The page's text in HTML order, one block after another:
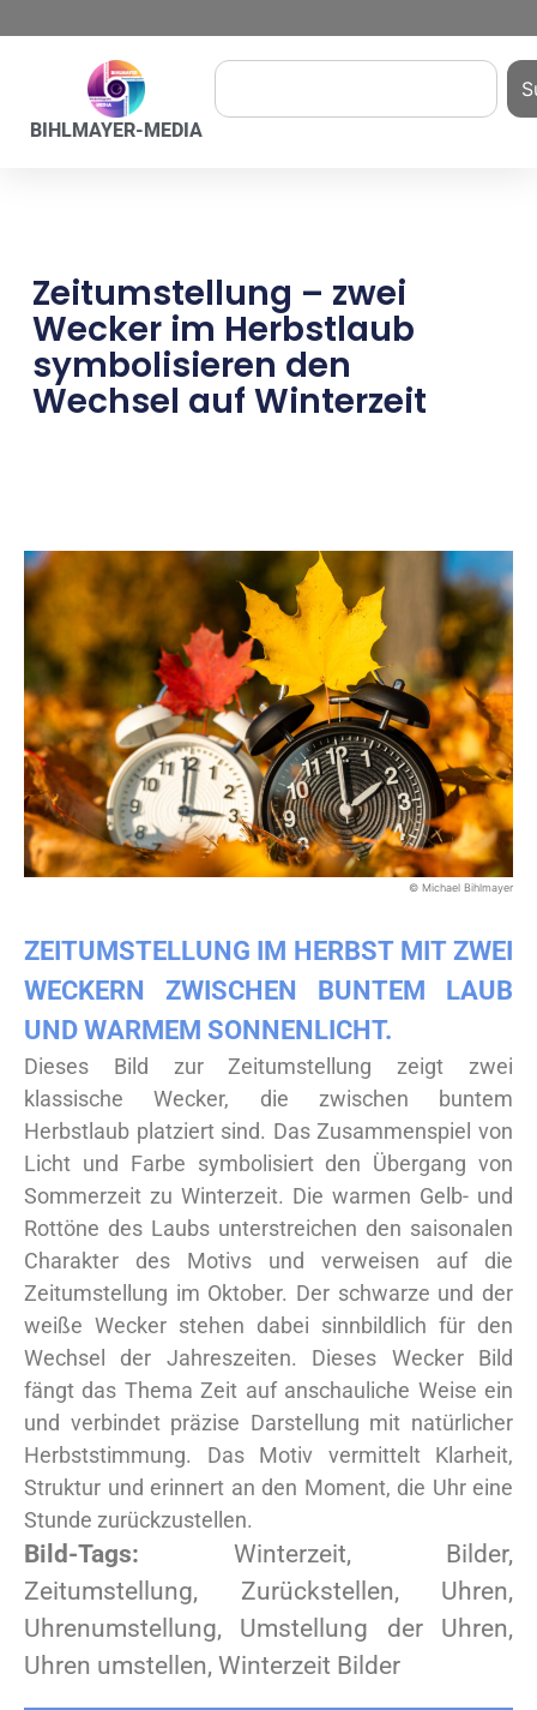
BIHLMAYER-MEDIA
Zeitumstellung – zwei
Wecker im Herbstlaub
symbolisieren den
Wechsel auf Winterzeit
© Michael Bihlmayer
ZEITUMSTELLUNG IM HERBST MIT ZWEI
WECKERN ZWISCHEN BUNTEM LAUB
UND WARMEM SONNENLICHT.
Dieses Bild zur Zeitumstellung zeigt zwei
klassische Wecker, die zwischen buntem
Herbstlaub platziert sind. Das Zusammenspiel von
Licht und Farbe symbolisiert den Übergang von
Sommerzeit zu Winterzeit. Die warmen Gelb- und
Rottöne des Laubs unterstreichen den saisonalen
Charakter des Motivs und verweisen auf die
Zeitumstellung im Oktober. Der schwarze und der
weiße Wecker stehen dabei sinnbildlich für den
Wechsel der Jahreszeiten. Dieses Wecker Bild
fängt das Thema Zeit auf anschauliche Weise ein
und verbindet präzise Darstellung mit natürlicher
Herbststimmung. Das Motiv vermittelt Klarheit,
Struktur und erinnert an den Moment, die Uhr eine
Stunde zurückzustellen.
Bild-Tags: Winterzeit, Bilder,
Zeitumstellung, Zurückstellen, Uhren,
Uhrenumstellung, Umstellung der Uhren,
Uhren umstellen, Winterzeit Bilder